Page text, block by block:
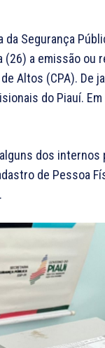
Segurança
a emissão ou
Altos (CPA). De
do Piauí.
dos internos
de Pessoa